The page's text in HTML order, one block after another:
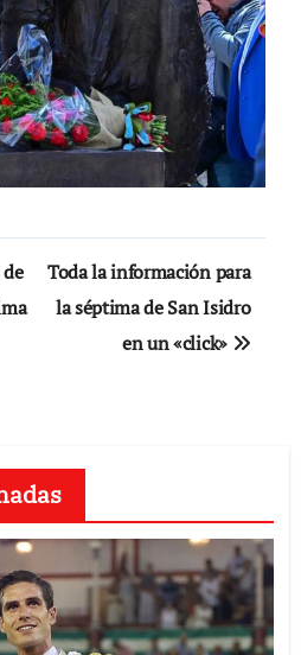
Toda la información para
la séptima de San Isidro
en un «click»